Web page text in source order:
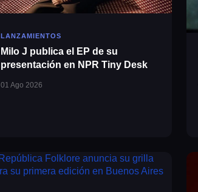
LANZAMIENTOS
Milo J publica el EP de su
presentación en NPR Tiny Desk
01 Ago 2026